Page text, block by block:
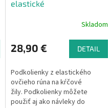
elastické
Skladom
28,90 € DETAIL
Podkolienky z elastického
ovčieho rúna na kŕčové
žily. Podkolienky môžete
použiť aj ako návleky do